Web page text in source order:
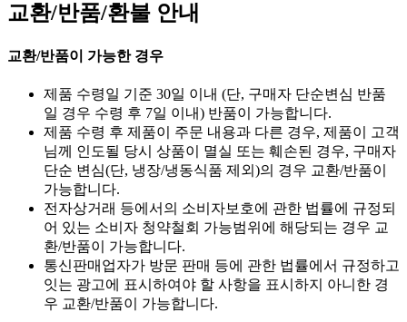
교환/반품/환불 안내
교환/반품이 가능한 경우
제품 수령일 기준 30일 이내 (단, 구매자 단순변심 반품
일 경우 수령 후 7일 이내) 반품이 가능합니다.
제품 수령 후 제품이 주문 내용과 다른 경우, 제품이 고객
님께 인도될 당시 상품이 멸실 또는 훼손된 경우, 구매자
단순 변심(단, 냉장/냉동식품 제외)의 경우 교환/반품이
가능합니다.
전자상거래 등에서의 소비자보호에 관한 법률에 규정되
어 있는 소비자 청약철회 가능범위에 해당되는 경우 교
환/반품이 가능합니다.
통신판매업자가 방문 판매 등에 관한 법률에서 규정하고
잇는 광고에 표시하여야 할 사항을 표시하지 아니한 경
우 교환/반품이 가능합니다.